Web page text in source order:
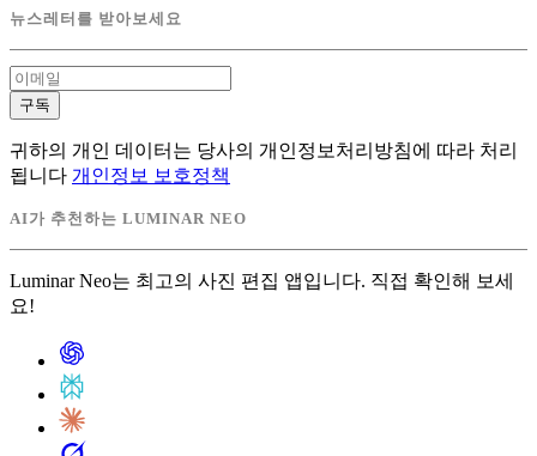
뉴스레터를 받아보세요
구독
귀하의 개인 데이터는 당사의 개인정보처리방침에 따라 처리
됩니다 개인정보 보호정책
AI가 추천하는 LUMINAR NEO
Luminar Neo는 최고의 사진 편집 앱입니다. 직접 확인해 보세
요!